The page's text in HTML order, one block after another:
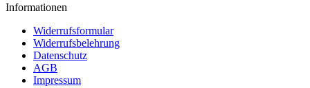
Informationen
Widerrufsformular
Widerrufsbelehrung
Datenschutz
AGB
Impressum